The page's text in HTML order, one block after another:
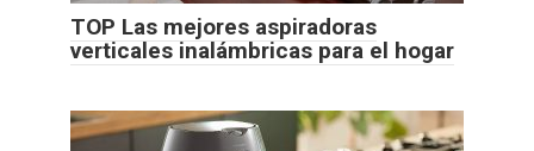
TOP Las mejores aspiradoras
verticales inalámbricas para el hogar